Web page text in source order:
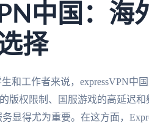
中国：海
择
和工作者来说，expressVPN中
版权限制、国服游戏的高延迟
显得尤为重要。在这方面，